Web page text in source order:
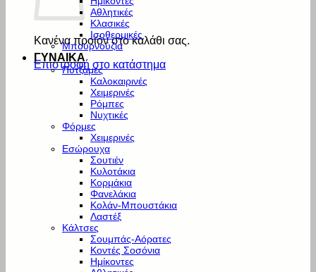
Κανένα προϊόν στο καλάθι σας.
Επιστροφή στο κατάστημα
Αθλητικές
Κλασικές
Ισοθερμικές
Μπουρνούζια
ΓΥΝΑΙΚΑ
Πυτζάμες
Καλοκαιρινές
Χειμερινές
Ρόμπες
Νυχτικές
Φόρμες
Χειμερινές
Εσώρουχα
Σουτιέν
Κυλοτάκια
Κορμάκια
Φανελάκια
Κολάν-Μπουστάκια
Λαστέξ
Κάλτσες
Σουμπάς-Αόρατες
Κοντές Σοσόνια
Ημίκοντες